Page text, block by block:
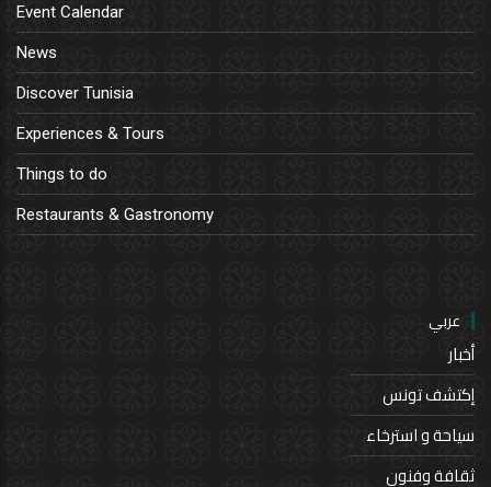
Event Calendar
News
Discover Tunisia
Experiences & Tours
Things to do
Restaurants & Gastronomy
عربي
أخبار
إكتشف تونس
سياحة و استرخاء
ثقافة وفنون